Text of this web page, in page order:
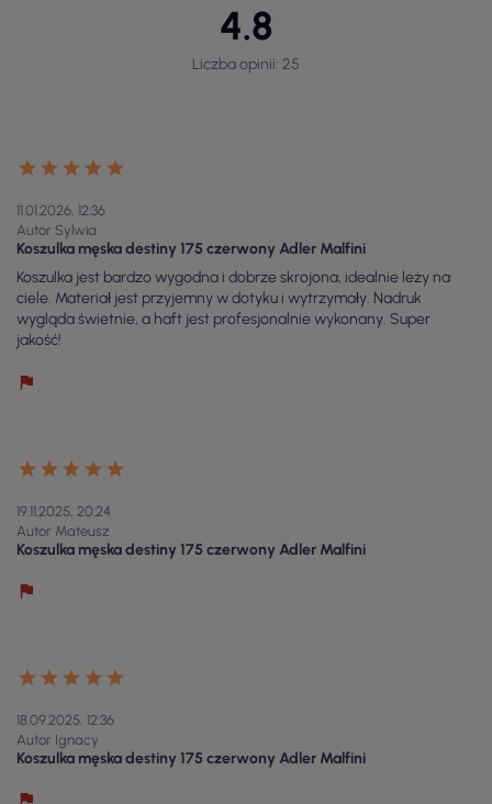
4.8
Liczba opinii: 25
11.01.2026, 12:36
Autor Sylwia
Koszulka męska destiny 175 czerwony Adler Malfini
Koszulka jest bardzo wygodna i dobrze skrojona, idealnie leży na
ciele. Materiał jest przyjemny w dotyku i wytrzymały. Nadruk
wygląda świetnie, a haft jest profesjonalnie wykonany. Super
jakość!
19.11.2025, 20:24
Autor Mateusz
Koszulka męska destiny 175 czerwony Adler Malfini
18.09.2025, 12:36
Autor Ignacy
Koszulka męska destiny 175 czerwony Adler Malfini